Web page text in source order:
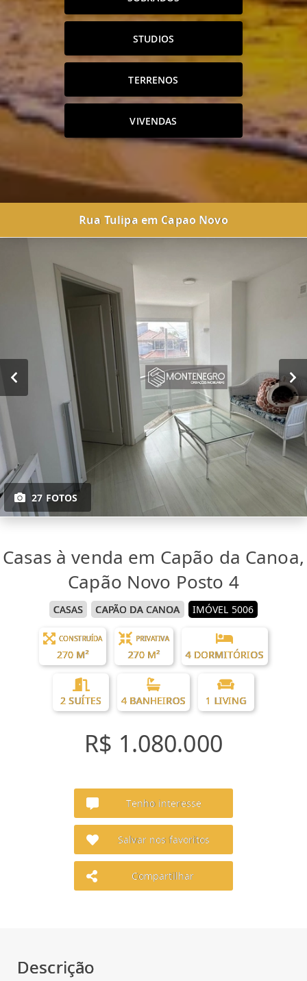
STUDIOS
TERRENOS
VIVENDAS
Rua Tulipa em Capao Novo
27 FOTOS
Casas à venda em Capão da Canoa,
Capão Novo Posto 4
CASAS CAPÃO DA CANOA IMÓVEL 5006
CONSTRUÍDA
270 M²
PRIVATIVA
270 M² 4 DORMITÓRIOS
2 SUÍTES 4 BANHEIROS 1 LIVING
R$ 1.080.000
Tenho interesse
Salvar nos favoritos
Compartilhar
Descrição